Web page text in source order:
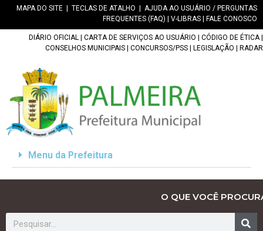
MAPA DO SITE TECLAS DE ATALHO
AJUDA AO USUÁRIO / PERGUNTAS
FREQUENTES (FAQ)
V-LIBRAS FALE CONOSCO
DIÁRIO OFICIAL CARTA DE SERVIÇOS AO USUÁRIO CÓDIGO DE ÉTICA|
CONSELHOS MUNICIPAIS
CONCURSOS/PSS LEGISLAÇÃO RADAR
Menu da Prefeitura
O QUE VOCÊ